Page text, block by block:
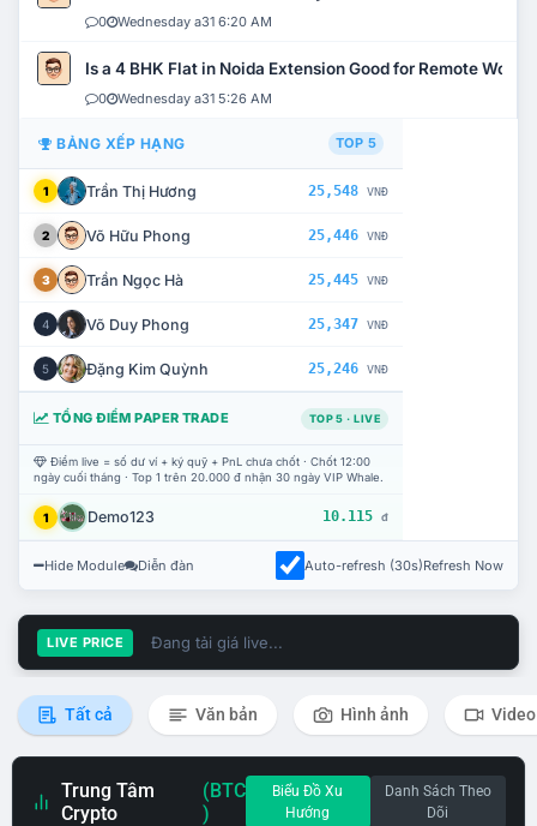
0 Wednesday a31 6:20 AM
Is a 4 BHK Flat in Noida Extension Good for Remote Work?
0 Wednesday a31 5:26 AM
BẢNG XẾP HẠNG TOP 5
1 Trần Thị Hương 25,548 VNĐ
2 Võ Hữu Phong 25,446 VNĐ
3 Trần Ngọc Hà 25,445 VNĐ
4 Võ Duy Phong 25,347 VNĐ
5 Đặng Kim Quỳnh 25,246 VNĐ
TỔNG ĐIỂM PAPER TRADE TOP 5 · LIVE
Điểm live = số dư ví + ký quỹ + PnL chưa chốt · Chốt 12:00
ngày cuối tháng · Top 1 trên 20.000 đ nhận 30 ngày VIP Whale.
1 Demo123 10.115 đ
Hide Module Diễn đàn Auto-refresh (30s)Refresh Now
LIVE PRICE Đang tải giá live...
Tất cả Văn bản Hình ảnh Video
Trung Tâm
Crypto
(BTC
)
Biểu Đồ Xu
Hướng
Danh Sách Theo
Dõi